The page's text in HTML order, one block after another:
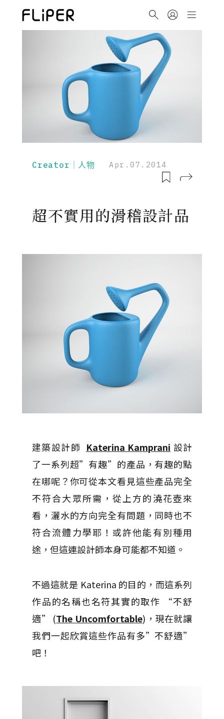
Creator｜人物 Apr.07.2014
超不實用的滑稽設計品
建築設計師 Katerina Kamprani 設計
了一系列超”有趣”的產品，有趣的點
在哪呢？你可從本文看見這些產品完全
不符合大眾所需，從上方的澆花壺來
看，灑水的方向完全有問題，同時也不
符合流體力學耶！或許他能有別種用
途，但這連設計師本身可能都不知道。
不過這就是 Katerina 的目的，而這系列
作品的名稱也名符其實的取作 “不舒
適” (The Uncomfortable)，現在就讓
我們一起欣賞這些作品有多”不舒適”
吧！